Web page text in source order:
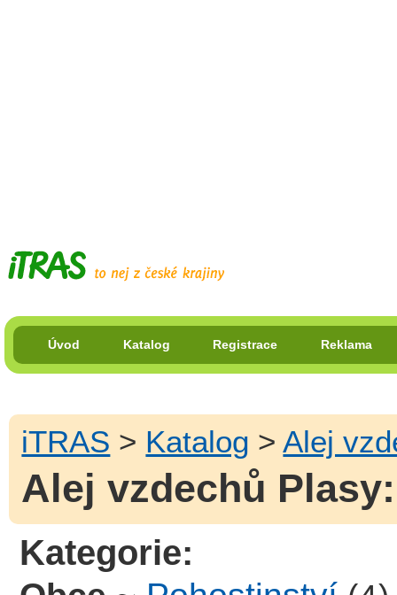
Úvod Katalog Registrace Reklama
iTRAS > Katalog > Alej
Alej vzdechů
Kategorie: